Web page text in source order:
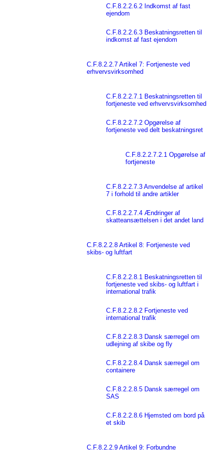
C.F.8.2.2.6.2 Indkomst af fast
ejendom
C.F.8.2.2.6.3 Beskatningsretten til
indkomst af fast ejendom
C.F.8.2.2.7 Artikel 7: Fortjeneste ved
erhvervsvirksomhed
C.F.8.2.2.7.1 Beskatningsretten til
fortjeneste ved erhvervsvirksomhed
C.F.8.2.2.7.2 Opgørelse af
fortjeneste ved delt beskatningsret
C.F.8.2.2.7.2.1 Opgørelse af
fortjeneste
C.F.8.2.2.7.3 Anvendelse af artikel
7 i forhold til andre artikler
C.F.8.2.2.7.4 Ændringer af
skatteansættelsen i det andet land
C.F.8.2.2.8 Artikel 8: Fortjeneste ved
skibs- og luftfart
C.F.8.2.2.8.1 Beskatningsretten til
fortjeneste ved skibs- og luftfart i
international trafik
C.F.8.2.2.8.2 Fortjeneste ved
international trafik
C.F.8.2.2.8.3 Dansk særregel om
udlejning af skibe og fly
C.F.8.2.2.8.4 Dansk særregel om
containere
C.F.8.2.2.8.5 Dansk særregel om
SAS
C.F.8.2.2.8.6 Hjemsted om bord på
et skib
C.F.8.2.2.9 Artikel 9: Forbundne